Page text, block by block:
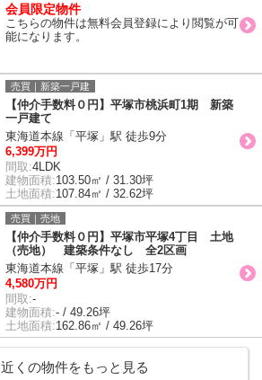
会員限定物件
こちらの物件は無料会員登録により閲覧が可
能になります。
売買｜新築一戸建
【仲介手数料０円】平塚市桃浜町1期 新築
一戸建て
東海道本線「平塚」駅 徒歩9分
6,399万円
間取:4LDK
建物面積:103.50㎡ / 31.30坪
土地面積:107.84㎡ / 32.62坪
売買｜売地
【仲介手数料０円】平塚市平塚4丁目 土地
（売地） 建築条件なし 全2区画
東海道本線「平塚」駅 徒歩17分
4,580万円
間取:-
建物面積:- / 49.26坪
土地面積:162.86㎡ / 49.26坪
近くの物件をもっと見る